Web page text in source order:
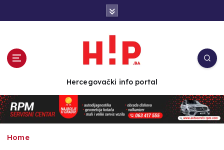
n
t
e
Hercegovački info portal
Home